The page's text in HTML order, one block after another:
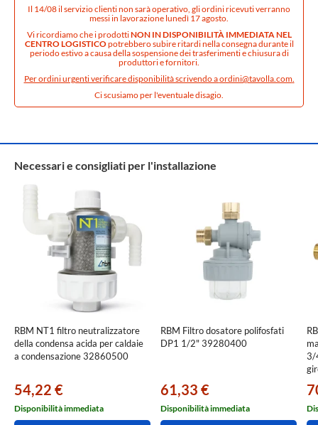
Il 14/08 il servizio clienti non sarà operativo, gli ordini ricevuti verranno
messi in lavorazione lunedì 17 agosto.
Vi ricordiamo che i prodottiNON IN DISPONIBILITÀ IMMEDIATA NEL
CENTRO LOGISTICOpotrebbero subire ritardi nella consegna durante il
periodo estivo a causa della sospensione dei trasferimenti e chiusura di
produttori e fornitori.
Per ordini urgenti verificare disponibilità scrivendo aordini@tavolla.com.
Ci scusiamo per l'eventuale disagio.
Necessari e consigliati per l'installazione
RBM NT1 filtro neutralizzatore
della condensa acida per caldaie
a condensazione 32860500
54,22 €
Disponibilità immediata
RBM Filtro dosatore polifosfati
DP1 1/2" 39280400
61,33 €
Disponibilità immediata
3/